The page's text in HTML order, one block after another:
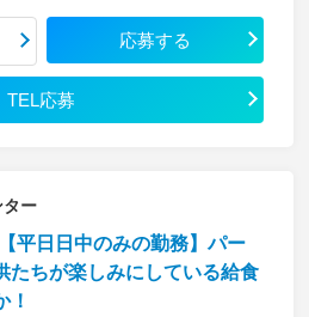
応募する
TEL応募
ター
平日日中のみの勤務】パー
たちが楽しみにしている給食
！